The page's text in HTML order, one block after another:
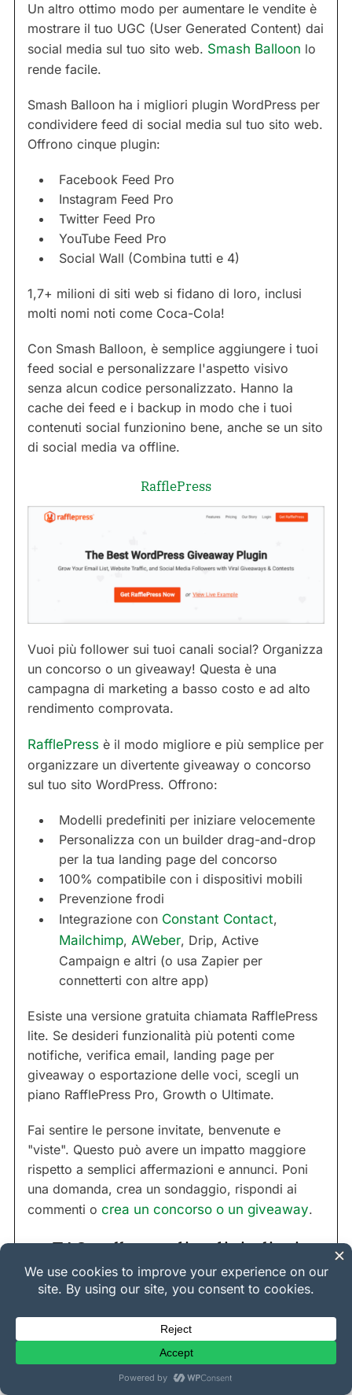
Un altro ottimo modo per aumentare le vendite è
mostrare il tuo UGC (User Generated Content) dai
social media sul tuo sito web. Smash Balloon lo
rende facile.
Smash Balloon ha i migliori plugin WordPress per
condividere feed di social media sul tuo sito web.
Offrono cinque plugin:
Facebook Feed Pro
Instagram Feed Pro
Twitter Feed Pro
YouTube Feed Pro
Social Wall (Combina tutti e 4)
1,7+ milioni di siti web si fidano di loro, inclusi
molti nomi noti come Coca-Cola!
Con Smash Balloon, è semplice aggiungere i tuoi
feed social e personalizzare l'aspetto visivo
senza alcun codice personalizzato. Hanno la
cache dei feed e i backup in modo che i tuoi
contenuti social funzionino bene, anche se un sito
di social media va offline.
RafflePress
Vuoi più follower sui tuoi canali social? Organizza
un concorso o un giveaway! Questa è una
campagna di marketing a basso costo e ad alto
rendimento comprovata.
RafflePress è il modo migliore e più semplice per
organizzare un divertente giveaway o concorso
sul tuo sito WordPress. Offrono:
Modelli predefiniti per iniziare velocemente
Personalizza con un builder drag-and-drop
per la tua landing page del concorso
100% compatibile con i dispositivi mobili
Prevenzione frodi
Integrazione con Constant Contact,
Mailchimp, AWeber, Drip, Active
Campaign e altri (o usa Zapier per
connetterti con altre app)
Esiste una versione gratuita chiamata RafflePress
lite. Se desideri funzionalità più potenti come
notifiche, verifica email, landing page per
giveaway o esportazione delle voci, scegli un
piano RafflePress Pro, Growth o Ultimate.
Fai sentire le persone invitate, benvenute e
"viste". Questo può avere un impatto maggiore
rispetto a semplici affermazioni e annunci. Poni
una domanda, crea un sondaggio, rispondi ai
commenti o crea un concorso o un giveaway.
FAQ sulle vendite digitali e i
social media
Come scelgo le piattaforme social
giuste per la mia attività?